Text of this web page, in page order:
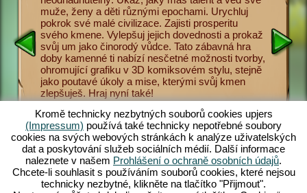
ženy
ze
muže, ženy a děti různými epochami. Urychluj
pokrok své malé civilizace. Zajisti prosperitu
svého kmene. Vylepšuj jejich dovednosti a prokaž
svůj um jako činorodý vůdce. Tato zábavná hra
doby kamenné ti nabízí nesčetné možnosti tvorby,
ohromující grafiku v 3D komiksovém stylu, stejně
jako poutavé úkoly a mise, kterými svůj kmen
zlepšuješ. Hraj nyní také!
Game
hra.
Kromě technicky nezbytných souborů cookies upjers
(Impressum) používá také technicky nepotřebné soubory
cookies na svých webových stránkách k analýze uživatelských
dat a poskytování služeb sociálních médií. Další informace
naleznete v našem Prohlášení o ochraně osobních údajů.
Chcete-li souhlasit s používáním souborů cookies, které nejsou
technicky nezbytné, klikněte na tlačítko "Přijmout".